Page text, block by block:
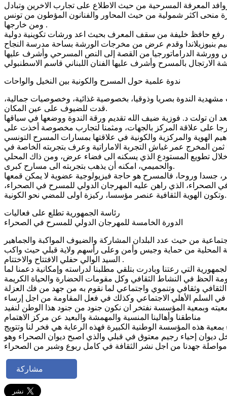
المعرفة المسرحية من حيث الاطلاع على تجارب الاخرين وتبادل
منحى اكثر شمولية من حيث المحاور والفنانون المؤطون من تونس
ومن خارجها .
رفع حافظ خليفة من سقف المعرف بحيث اعد ورشات تكوينية دولية
الدراماتورجيا من القصة إلى النص المسرحي وأشرف عليها
ندوة علمية حول المسرح والكونية بين النخيل والواحات
الندوة بصريا وذوقيا، بخصوصية غذائية، وخصوصيات جمالية،
قدت للضيوف على عين المكان.
على علاقة المركز بالجهات، ومثمنا لتجارب مخصوصة أخذت على
المخرج عمر غباش التجربة الاماراتية وعرف بتجربته الخاصة في
تطويع المستودع الذي يسكنه الى فضاء عرض، ومن ذاك المحلي
والحميمي، امكنه أن يذهب بتجربته الى مسارح كبرى.
جسدا وروحا، فالمسرح هو حاجة فيزيولوجية عضوية لا يمكن قمعها
الصحراء، الذي راهن عليه المهرجان الدولي للمسرح في الصحراء،
اولى للمضي نحو الكونية..
رئاسة الجمهورية تطلع على فعاليات
الدورة الخامسة للمهرجان الدولي للمسرح في الصحراء
من حيث عدد البلدان المشاركة والضيوف المواكبة والجماهير
المحلية من حماية وجيس وأمن وعلى رأسهم ولاية قبلي حيث واكب
السيد الوالي حفلي الافتتاح والاختتام .
التي رعتنا وبادرت بتلقي مطلبنا لدراسته وإمكانية دعمنا لما
الحظ في النشاط الثقافي وكل مقومات الحضارة والحياة الكريمة
وثقافي وتنموي واجتماعي لما نقوم به من جهد من فك العزلة
في السلم الأهلي الاجتماعي وكذلك في فعل المقاومة من اجل إرساء
وبمعية المؤسسة نفتخر ان نكون جنود من جنود هذا الوطن لنفيد
مناطقنا وأهالينا المنسية والمهمشة والبعيد عن مركز الاهتمام
هذه المؤسسة الوطنية الكبيرة فهذه الرعاية هي فخر لنا وتتويج
إحياء رجيم معتوق في قبلي والذي اصبح ديوان الصحراء وهو
جهدنا من اجل نشر الثقافة في كامل ربوع وشبر من الصحراء
مشاركة